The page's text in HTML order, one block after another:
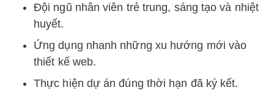
Đội ngũ nhân viên trẻ trung, sáng tạo và nhiệt
huyết.
Ứng dụng nhanh những xu hướng mới vào
thiết kế web.
Thực hiện dự án đúng thời hạn đã ký kết.